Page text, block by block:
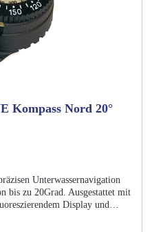
Kompass Nord 20°
Unterwassernavigation
bis zu 20Grad. Ausgestattet mit
Display und